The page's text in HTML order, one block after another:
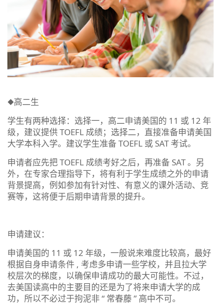
◆高二生
学生有两种选择：选择一，高二申请美国的 11 或 12 年
级，建议提供 TOEFL 成绩；选择二，直接准备申请美国
大学本科入学。建议学生准备 TOEFL 或 SAT 考试。
申请者应先把 TOEFL 成绩考好之后，再准备 SAT 。另
外，在专家合理指导下，将有利于学生成绩之外的申请
背景提高，例如参加有针对性、有意义的课外活动、竞
赛等，这将便于后期申请背景的提升。
申请建议：
申请美国的 11 或 12 年级，一般说来难度比较高，最好
根据自身申请条件 , 考虑多申请一些学校，并且拉大学
校层次的梯度，以确保申请成功的最大可能性。不过，
去美国读高中的主要目的还是为了将来申请大学的成
功，所以不必过于拘泥非 “ 常春藤 ” 高中不可。